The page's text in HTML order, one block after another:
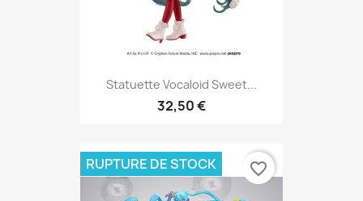
Statuette Vocaloid Sweet...
32,50 €
RUPTURE DE STOCK favorite_border